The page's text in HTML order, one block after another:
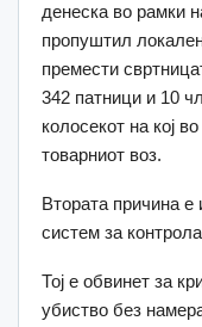
денеска во рамки
пропуштил
премести
342 патници и 10
колосекот на кој
товарниот воз.
Втората причина е
систем за
Тој е обвинет за
убиство без